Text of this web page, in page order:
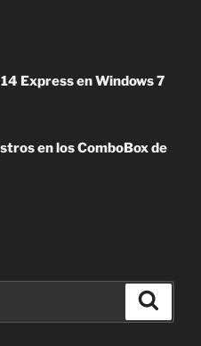
Express en Windows 7
en los ComboBox de